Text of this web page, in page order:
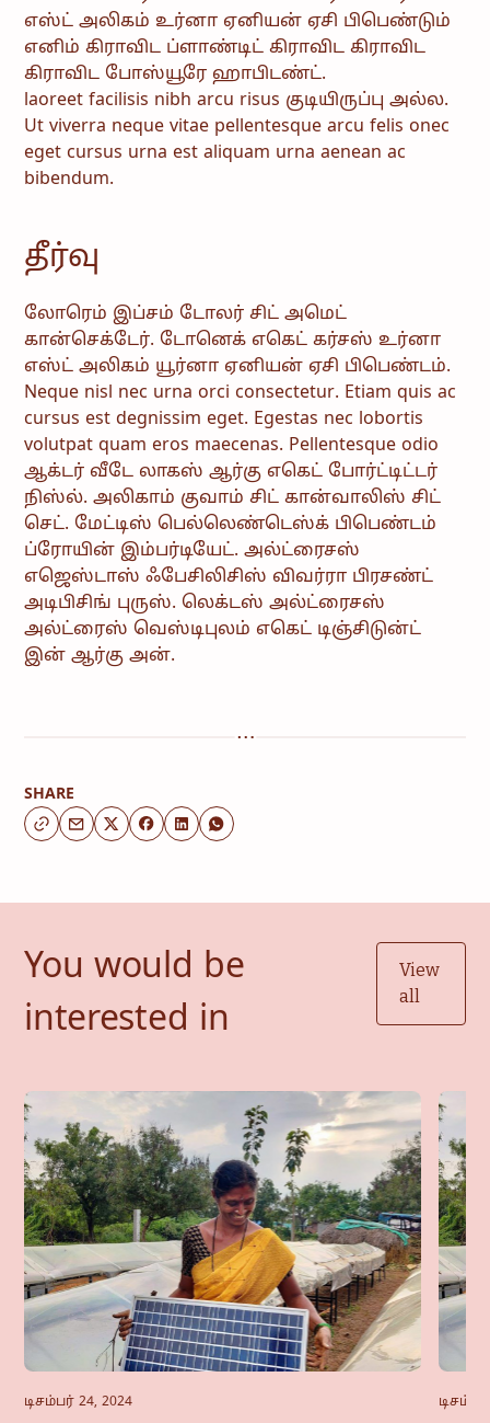
எஸ்ட் அலிகம் உர்னா ஏனியன் ஏசி பிபெண்டும்
எனிம் கிராவிட ப்ளாண்டிட் கிராவிட கிராவிட
கிராவிட போஸ்யூரே ஹாபிடண்ட்.
laoreet facilisis nibh arcu risus குடியிருப்பு அல்ல.
Ut viverra neque vitae pellentesque arcu felis onec
eget cursus urna est aliquam urna aenean ac
bibendum.
தீர்வு
லோரெம் இப்சம் டோலர் சிட் அமெட்
கான்செக்டேர். டோனெக் எகெட் கர்சஸ் உர்னா
எஸ்ட் அலிகம் யூர்னா ஏனியன் ஏசி பிபெண்டம்.
Neque nisl nec urna orci consectetur. Etiam quis ac
cursus est degnissim eget. Egestas nec lobortis
volutpat quam eros maecenas. Pellentesque odio
ஆக்டர் வீடே லாகஸ் ஆர்கு எகெட் போர்ட்டிட்டர்
நிஸ்ல். அலிகாம் குவாம் சிட் கான்வாலிஸ் சிட்
செட். மேட்டிஸ் பெல்லெண்டெஸ்க் பிபெண்டம்
ப்ரோயின் இம்பர்டியேட். அல்ட்ரைசஸ்
எஜெஸ்டாஸ் ஃபேசிலிசிஸ் விவர்ரா பிரசண்ட்
அடிபிசிங் புருஸ். லெக்டஸ் அல்ட்ரைசஸ்
அல்ட்ரைஸ் வெஸ்டிபுலம் எகெட் டிஞ்சிடுன்ட்
இன் ஆர்கு அன்.
SHARE
You would be
interested in
View
all
டிசம்பர் 24, 2024